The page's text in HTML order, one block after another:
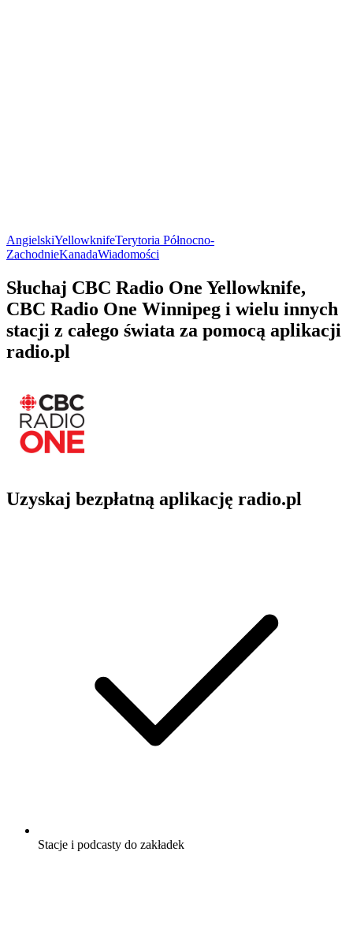
AngielskiYellowknifeTerytoria Północno-
ZachodnieKanadaWiadomości
Słuchaj CBC Radio One Yellowknife,
CBC Radio One Winnipeg i wielu innych
stacji z całego świata za pomocą aplikacji
radio.pl
Uzyskaj bezpłatną aplikację radio.pl
Stacje i podcasty do zakładek